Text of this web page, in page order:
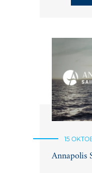
15
Annapolis